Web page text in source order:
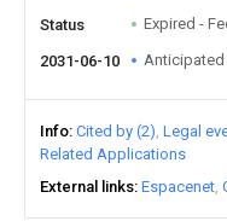
Status Expired -
2031-06-10 Anticipated
Info Cited by (2) Legal
Related Applications
External links Espacenet